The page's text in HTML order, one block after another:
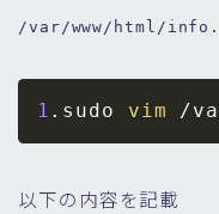
/var/www/html/
1 .sudo vim /
以下の内容を記載